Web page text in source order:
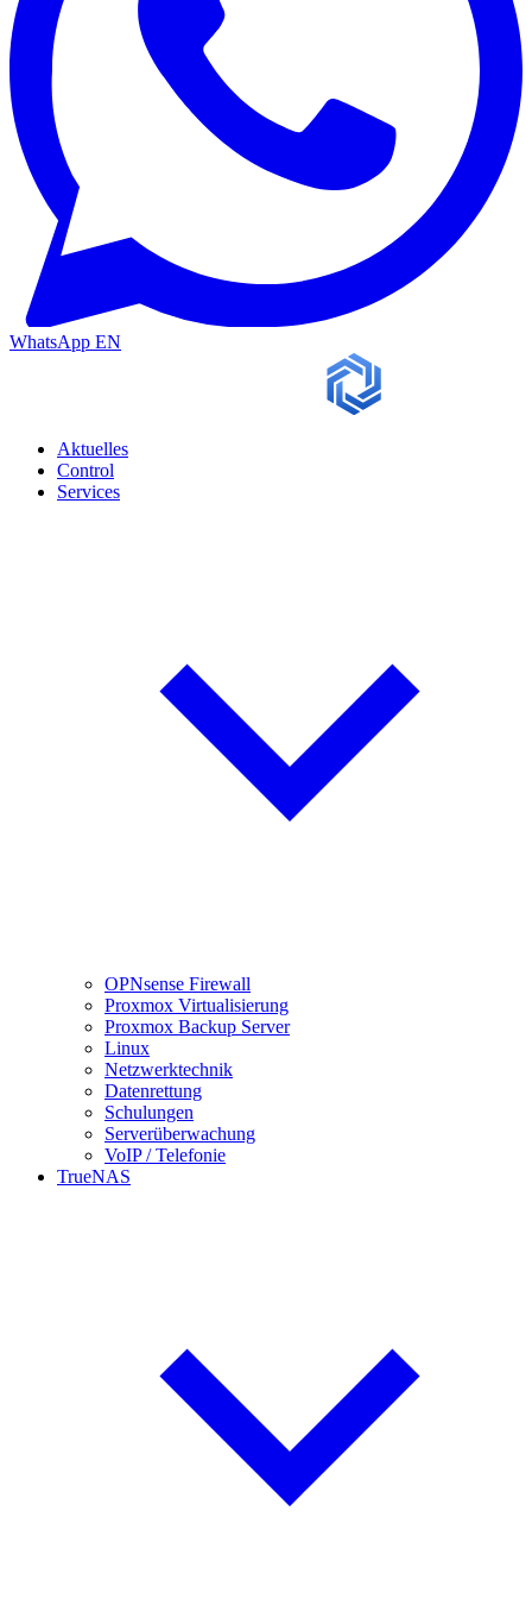
WhatsApp EN
Aktuelles
Control
Services
OPNsense Firewall
Proxmox Virtualisierung
Proxmox Backup Server
Linux
Netzwerktechnik
Datenrettung
Schulungen
Serverüberwachung
VoIP / Telefonie
TrueNAS